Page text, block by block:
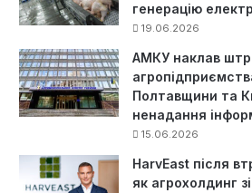
генерацію
19.06.2026
АМКУ наклав
Полтавщини та
ненадання
15.06.2026
HarvEast після
як агрохолдинг